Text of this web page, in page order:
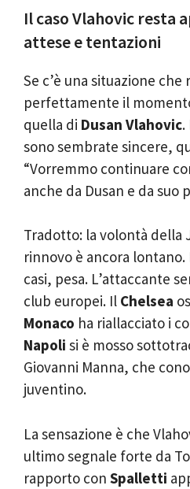
Il caso Vlahovic resta
attese e tentazioni
Se c’è una situazione che
perfettamente il
quella di Dusan Vlahovic.
sono sembrate sincere,
“Vorremmo continuare
anche da Dusan e da suo
Tradotto: la volontà della
rinnovo è ancora
casi, pesa. L’attaccante
club europei. Il Chelsea
Monaco ha riallacciato i
Napoli si è mosso
Giovanni Manna, che
juventino.
La sensazione è che
ultimo segnale forte da
rapporto con Spalletti